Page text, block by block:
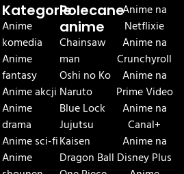
Kategorie
Anime
komedia
Anime
fantasy
Anime akcji
Anime
drama
Anime sci-fi
Anime
Polecane
anime
Chainsaw
man
Oshi no Ko
Naruto
Blue Lock
Jujutsu
Kaisen
Dragon Ball
Anime na
Netflixie
Anime na
Crunchyroll
Anime na
Prime Video
Anime na
Canal+
Anime na
Disney Plus